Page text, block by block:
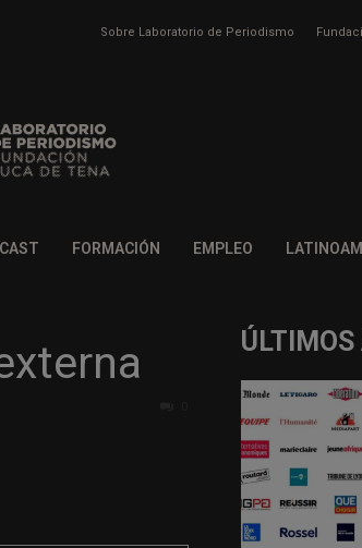
Sobre Laboratorio de Periodismo
FORMACIÓN EMPLEO
ÚLTIMOS